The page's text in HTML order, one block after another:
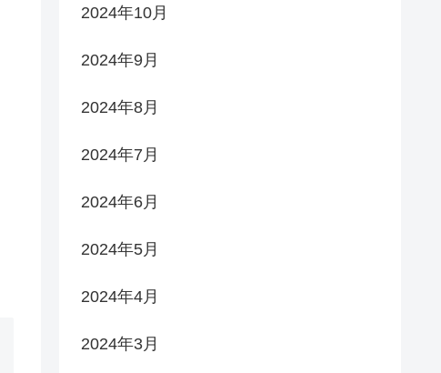
2024年10月
2024年9月
2024年8月
2024年7月
2024年6月
2024年5月
2024年4月
2024年3月